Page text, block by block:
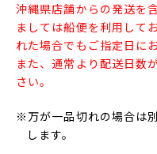
沖縄県店舗からの発送を
ましては船便を利用して
れた場合でもご指定日に
また、通常より配送日数
さい。
※万が一品切れの場合は
します。